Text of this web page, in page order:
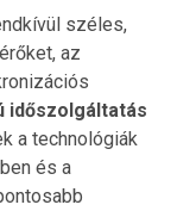
széles,
az
időszolgáltatás
a technológiák
és a